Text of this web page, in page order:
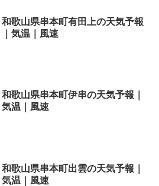
和歌山県串本町有田上の天気予報
｜気温｜風速
和歌山県串本町伊串の天気予報｜
気温｜風速
和歌山県串本町出雲の天気予報｜
気温｜風速